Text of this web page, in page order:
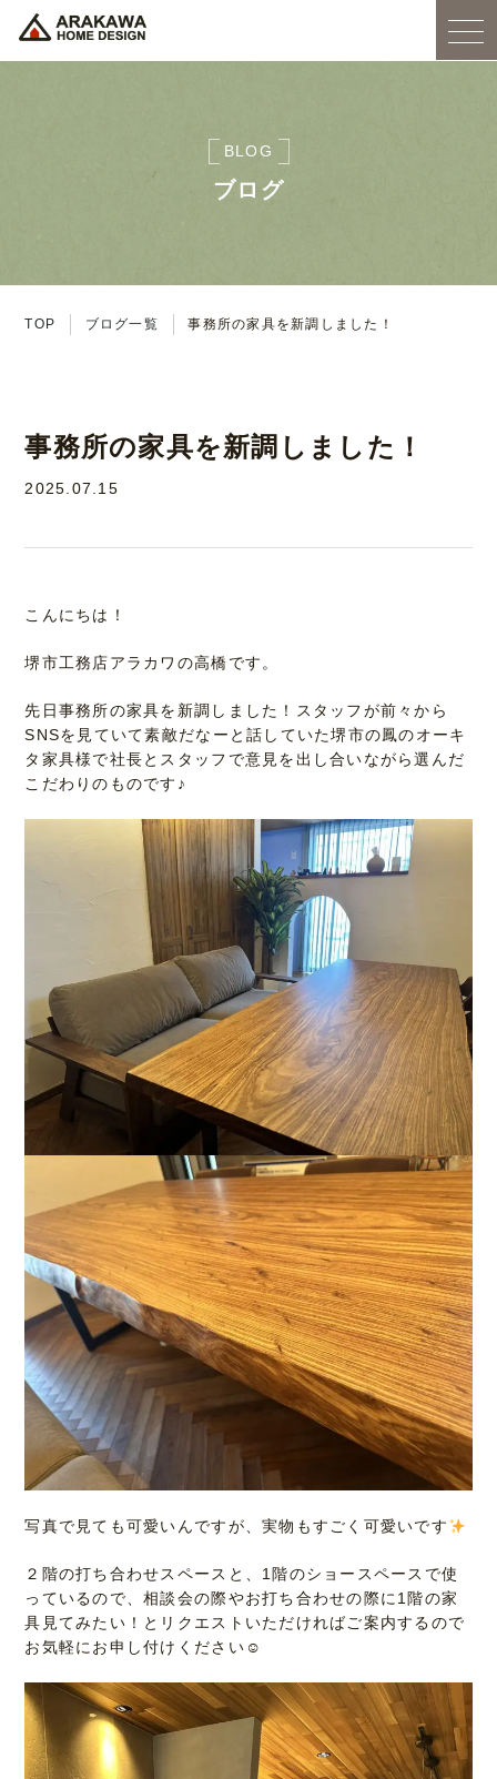
BLOG
ブログ
TOP ブログ一覧 事務所の家具を新調しました！
事務所の家具を新調しました！
2025.07.15
こんにちは！
堺市工務店アラカワの高橋です。
先日事務所の家具を新調しました！スタッフが前々から
SNSを見ていて素敵だなーと話していた堺市の鳳のオーキ
タ家具様で社長とスタッフで意見を出し合いながら選んだ
こだわりのものです♪
写真で見ても可愛いんですが、実物もすごく可愛いです
２階の打ち合わせスペースと、1階のショースペースで使
っているので、相談会の際やお打ち合わせの際に1階の家
具見てみたい！とリクエストいただければご案内するので
お気軽にお申し付けください☺︎